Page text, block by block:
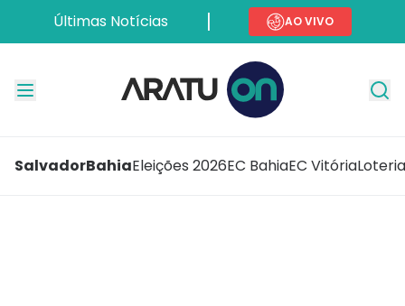
Últimas Notícias AO VIVO
SalvadorBahiaEleições 2026EC BahiaEC Vitória